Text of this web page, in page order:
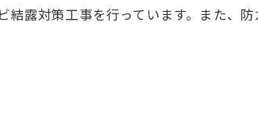
結露対策工事を行っています。また、